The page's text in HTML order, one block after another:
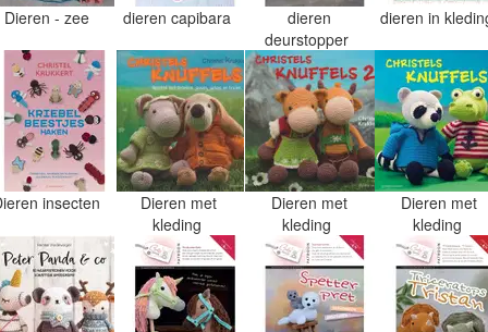
Dieren - zee dieren capibara
dieren
deurstopper
dieren in
insecten
Dieren met
kleding
Dieren met
kleding
Dieren met
kleding